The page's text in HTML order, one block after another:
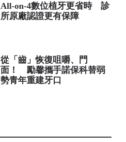
All-on-4數位植牙更省時 診
所原廠認證更有保障
從「齒」恢復咀嚼、門
面！ 勵馨攜手諾保科替弱
勢青年重建牙口